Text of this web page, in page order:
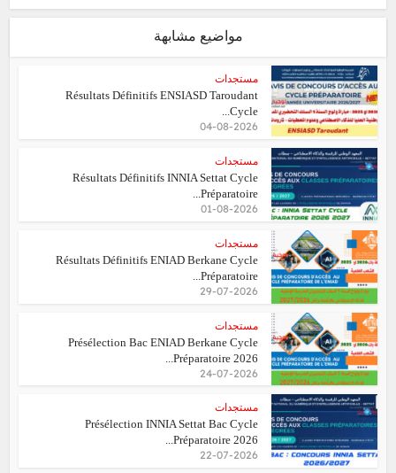
مواضيع مشابهة
مستجدات
Résultats Définitifs ENSIASD Taroudant
Cycle...
04-08-2026
مستجدات
Résultats Définitifs INNIA Settat Cycle
Préparatoire...
01-08-2026
مستجدات
Résultats Définitifs ENIAD Berkane Cycle
Préparatoire...
29-07-2026
مستجدات
Présélection Bac ENIAD Berkane Cycle
Préparatoire 2026...
24-07-2026
مستجدات
Présélection INNIA Settat Bac Cycle
Préparatoire 2026...
22-07-2026